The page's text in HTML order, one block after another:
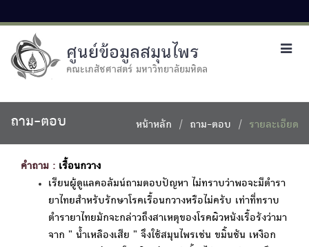
ศูนย์ข้อมูลสมุนไพร
คณะเภสัชศาสตร์ มหาวิทยาลัยมหิดล
ถาม-ตอบ หน้าหลัก ถาม-ตอบ รายละเอียด
คำถาม : เรื้อนกวาง
เรียนผู้ดูแลคอลัมน์ถามตอบปัญหา ไม่ทราบว่าพอจะมีตำรา
ยาไทยสำหรับรักษาโรคเรื้อนกวางหรือไม่ครับ เท่าที่ทราบ
ตำรายาไทยมักจะกล่าวถึงสาเหตุของโรคผิวหนังเรื้อรังว่ามา
จาก " น้ำเหลืองเสีย " จึงใช้สมุนไพรเช่น ขมิ้นชัน เหงือก